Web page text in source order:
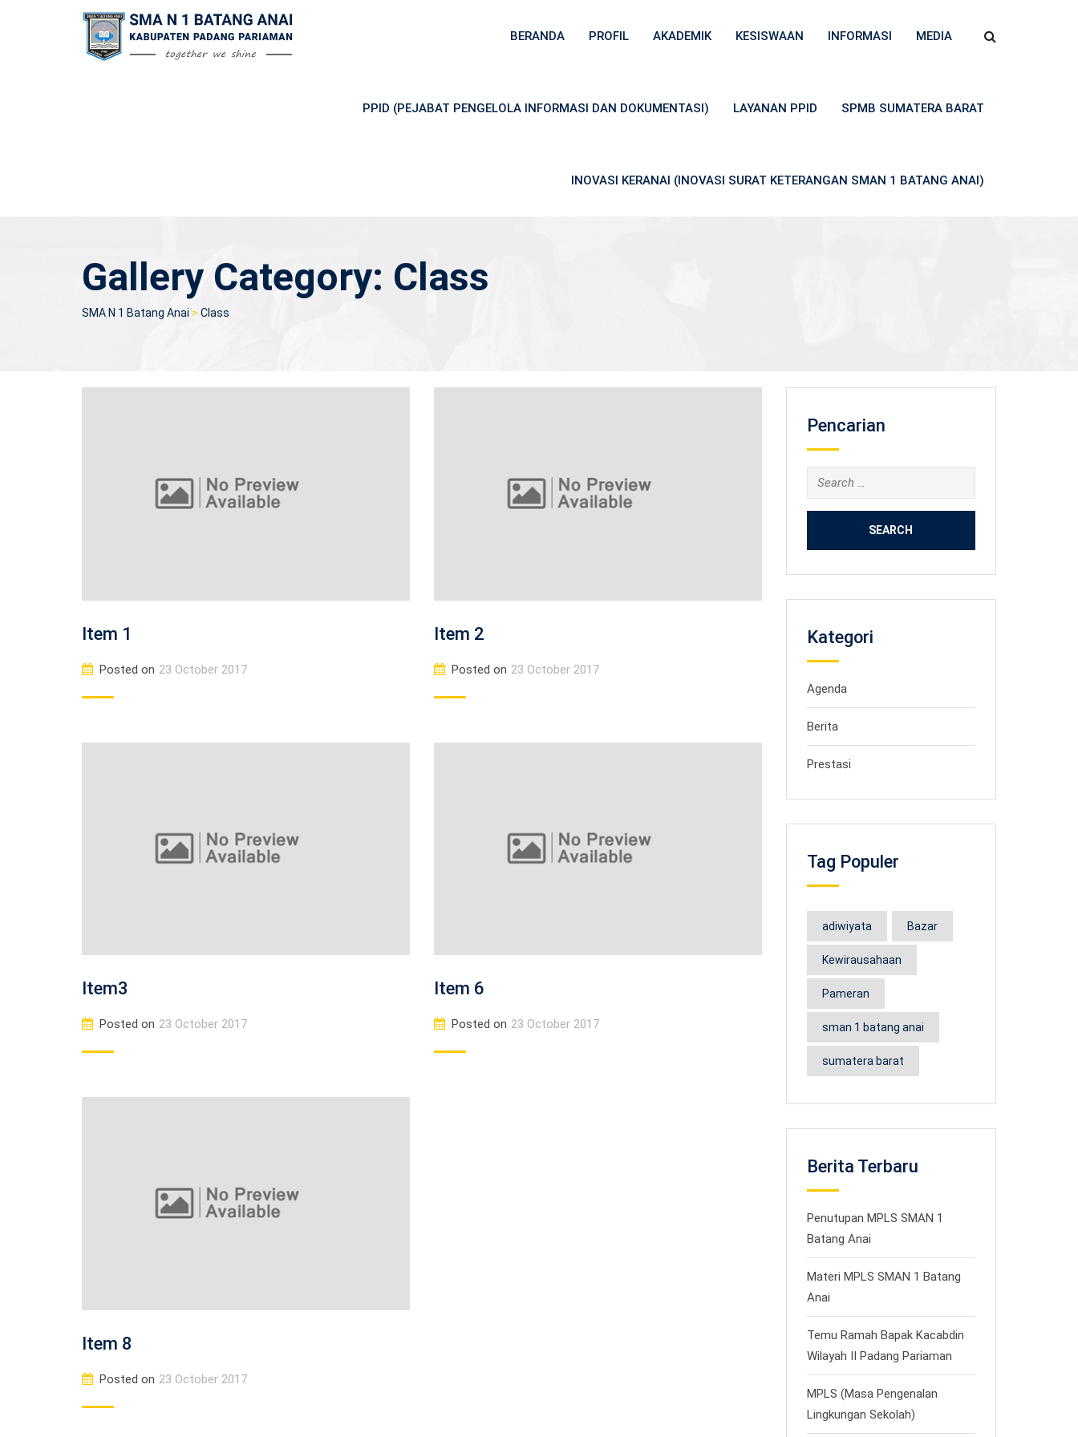
BERANDA PROFIL AKADEMIK KESISWAAN INFORMASI MEDIA
PPID (PEJABAT PENGELOLA INFORMASI DAN DOKUMENTASI) LAYANAN PPID SPMB SUMATERA BARAT
INOVASI KERANAI (INOVASI SURAT KETERANGAN SMAN 1 BATANG ANAI)
Gallery Category: Class
SMA N 1 Batang Anai > Class
Item 1
Posted on 23 October 2017
Item 2
Posted on 23 October 2017
Item3
Posted on 23 October 2017
Item 6
Posted on 23 October 2017
Item 8
Posted on 23 October 2017
Pencarian
Search
for:
Kategori
Agenda
Berita
Prestasi
Tag Populer
adiwiyata Bazar
Kewirausahaan
Pameran
sman 1 batang anai
sumatera barat
Berita Terbaru
Penutupan MPLS SMAN 1
Batang Anai
Materi MPLS SMAN 1 Batang
Anai
Temu Ramah Bapak Kacabdin
Wilayah II Padang Pariaman
MPLS (Masa Pengenalan
Lingkungan Sekolah)